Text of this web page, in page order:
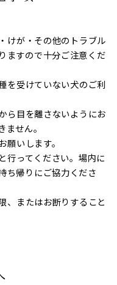
けが・その他のトラブル
ますので十分ご注意くだ
を受けていない犬のご利
ら目を離さないようにお
せん。
いします。
行ってください。場内に
ち帰りにご協力くださ
、またはお断りすること